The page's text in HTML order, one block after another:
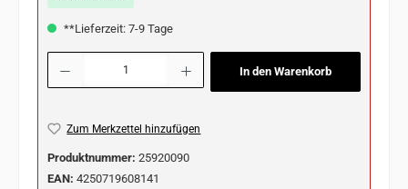
**Lieferzeit: 7-9 Tage
Produkt Anzahl: Gib den gewünschten Wert ein oder benutze die Schaltflächen
In den Warenkorb
Zum Merkzettel hinzufügen
Produktnummer: 25920090
EAN: 4250719608141